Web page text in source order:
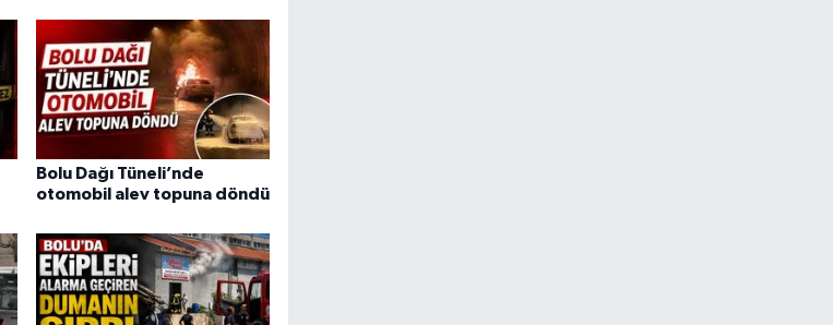
Bolu Dağı Tüneli’nde
otomobil alev topuna döndü